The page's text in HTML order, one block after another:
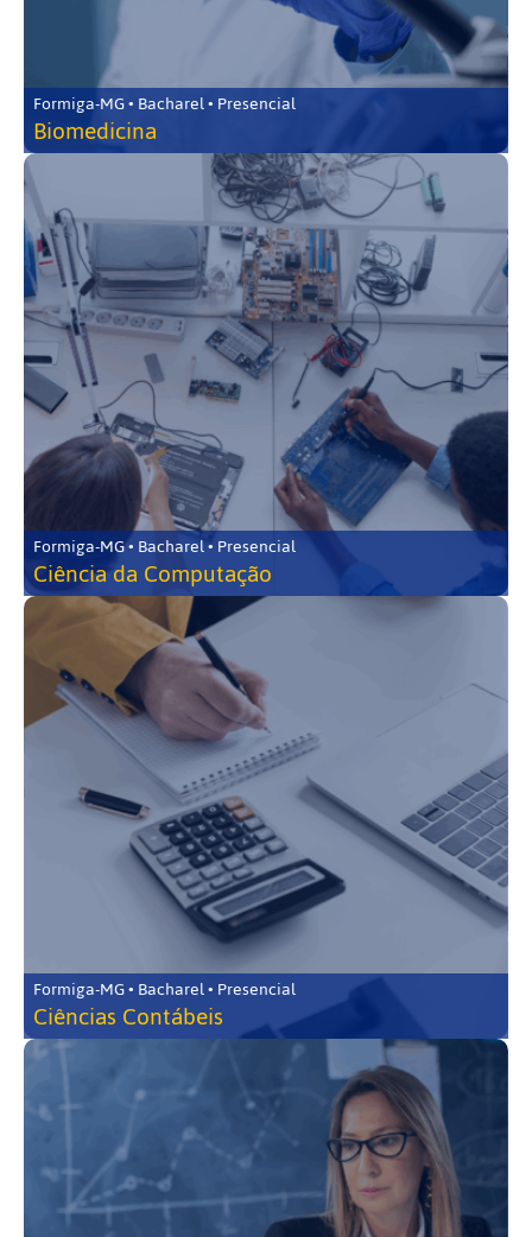
Formiga-MG • Bacharel • Presencial
Biomedicina
Formiga-MG • Bacharel • Presencial
Ciência da Computação
Formiga-MG • Bacharel • Presencial
Ciências Contábeis